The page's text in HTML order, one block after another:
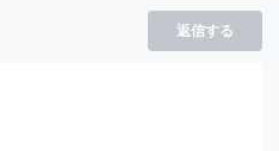
返信する